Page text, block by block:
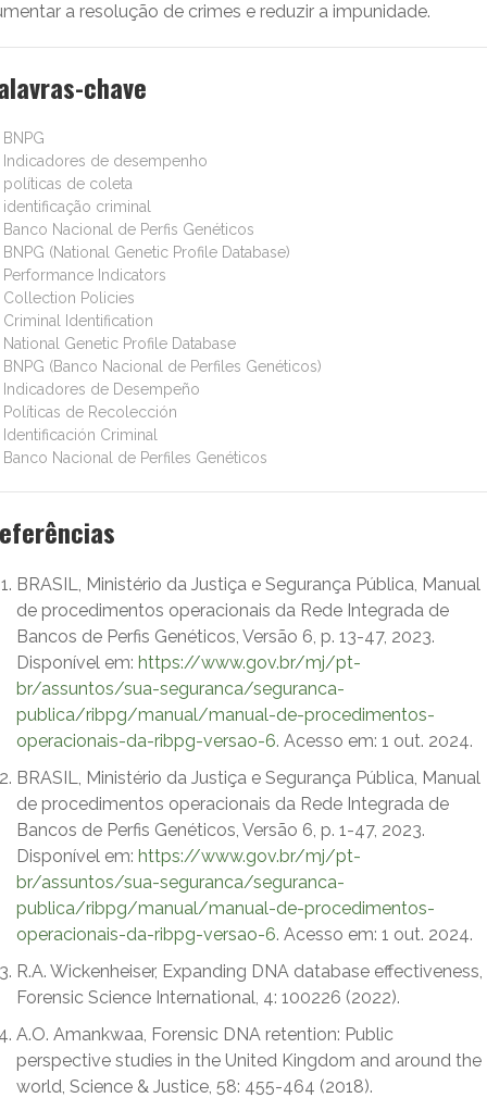
a resolução de crimes e reduzir a impunidade.
chave
BNPG
Indicadores de desempenho
políticas de coleta
identificação criminal
Banco Nacional de Perfis Genéticos
BNPG (National Genetic Profile Database)
Performance Indicators
Collection Policies
Criminal Identification
National Genetic Profile Database
BNPG (Banco Nacional de Perfiles Genéticos)
Indicadores de Desempeño
Políticas de Recolección
Identificación Criminal
Banco Nacional de Perfiles Genéticos
BRASIL, Ministério da Justiça e Segurança Pública, Manual
de procedimentos operacionais da Rede Integrada de
Bancos de Perfis Genéticos, Versão 6, p. 13-47, 2023.
Disponível em: https://www.gov.br/mj/pt-
br/assuntos/sua-seguranca/seguranca-
publica/ribpg/manual/manual-de-procedimentos-
operacionais-da-ribpg-versao-6. Acesso em: 1 out. 2024.
BRASIL, Ministério da Justiça e Segurança Pública, Manual
de procedimentos operacionais da Rede Integrada de
Bancos de Perfis Genéticos, Versão 6, p. 1-47, 2023.
Disponível em: https://www.gov.br/mj/pt-
br/assuntos/sua-seguranca/seguranca-
publica/ribpg/manual/manual-de-procedimentos-
operacionais-da-ribpg-versao-6. Acesso em: 1 out. 2024.
R.A. Wickenheiser, Expanding DNA database effectiveness,
Forensic Science International, 4: 100226 (2022).
A.O. Amankwaa, Forensic DNA retention: Public
perspective studies in the United Kingdom and around the
world, Science & Justice, 58: 455-464 (2018).